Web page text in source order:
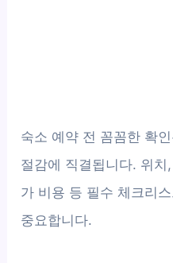
숙소 예약 전 꼼꼼한 확
절감에 직결됩니다. 위
가 비용 등 필수 체크리
중요합니다.